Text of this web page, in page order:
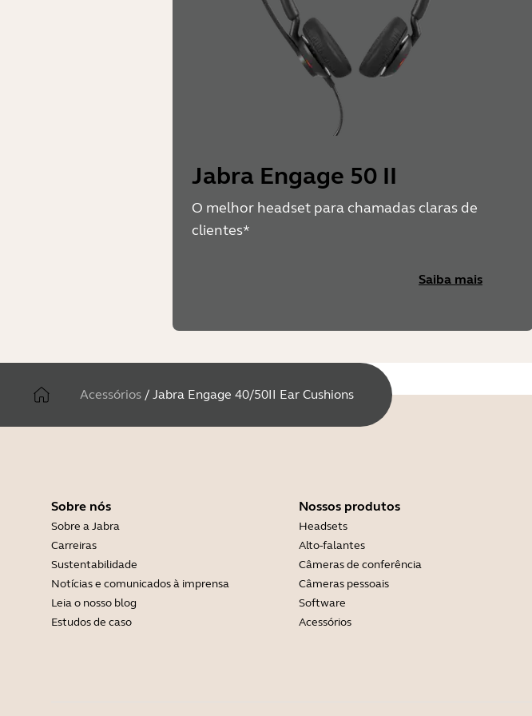
Jabra Engage 50 II
O melhor headset para chamadas claras de
clientes*
Saiba mais
Acessórios / Jabra Engage 40/50II Ear Cushions
Sobre nós
Sobre a Jabra
Carreiras
Sustentabilidade
Notícias e comunicados à imprensa
Leia o nosso blog
Estudos de caso
Nossos produtos
Headsets
Alto-falantes
Câmeras de conferência
Câmeras pessoais
Software
Acessórios